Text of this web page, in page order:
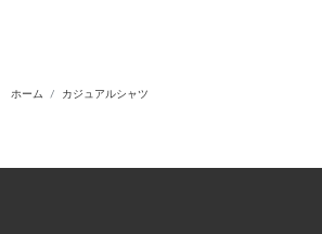
ホーム カジュアルシャツ